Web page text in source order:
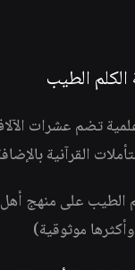
الطيب
تضم عشرات الآلاف
القرآنية
الطيب على منهج
موثوقية)